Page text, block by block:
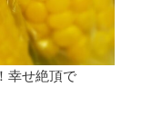
幸せ絶頂で